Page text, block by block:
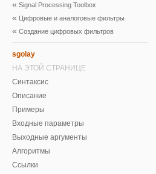
Signal Processing Toolbox
Цифровые и аналоговые фильтры
Создание цифровых фильтров
sgolay
НА ЭТОЙ СТРАНИЦЕ
Синтаксис
Описание
Примеры
Входные параметры
Выходные аргументы
Алгоритмы
Ссылки